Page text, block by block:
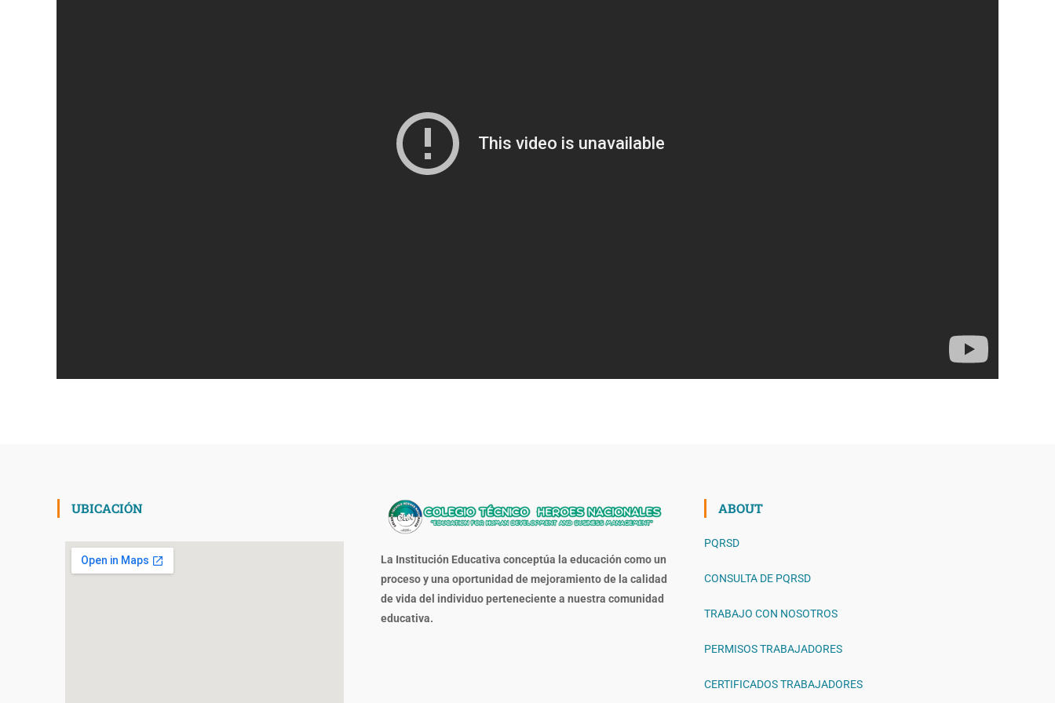
UBICACIÓN
La Institución Educativa conceptúa la educación como un
proceso y una oportunidad de mejoramiento de la calidad
de vida del individuo perteneciente a nuestra comunidad
educativa.
ABOUT
PQRSD
CONSULTA DE PQRSD
TRABAJO CON NOSOTROS
PERMISOS TRABAJADORES
CERTIFICADOS TRABAJADORES